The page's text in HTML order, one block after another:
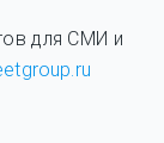
для СМИ и